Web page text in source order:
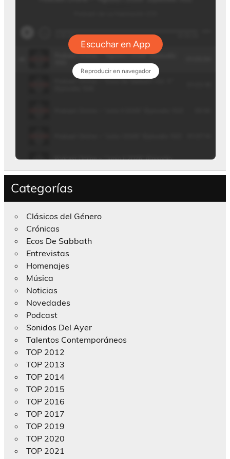
Categorías
Clásicos del Género
Crónicas
Ecos De Sabbath
Entrevistas
Homenajes
Música
Noticias
Novedades
Podcast
Sonidos Del Ayer
Talentos Contemporáneos
TOP 2012
TOP 2013
TOP 2014
TOP 2015
TOP 2016
TOP 2017
TOP 2019
TOP 2020
TOP 2021